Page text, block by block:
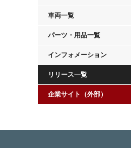
車両一覧
パーツ・用品一覧
インフォメーション
リリース一覧
企業サイト（外部）